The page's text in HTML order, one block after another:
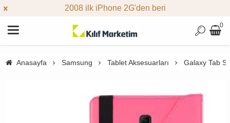
2008 ilk iPhone 2G'den beri
0
Anasayfa Samsung Tablet Aksesuarları Galaxy Tab